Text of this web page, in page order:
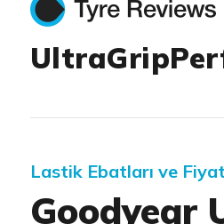
Lastik Ebatları ve
Goodyear